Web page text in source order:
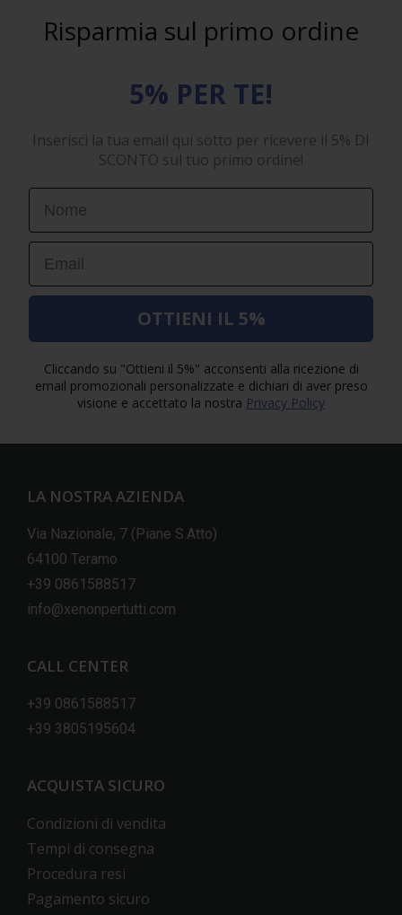
Risparmia sul primo ordine
5% PER TE!
Inserisci la tua email qui sotto per ricevere il 5% DI
SCONTO sul tuo primo ordine!
First Name
Email
OTTIENI IL 5%
Cliccando su "Ottieni il 5%" acconsenti alla ricezione di
email promozionali personalizzate e dichiari di aver preso
visione e accettato la nostra Privacy Policy
LA NOSTRA AZIENDA
Via Nazionale, 7 (Piane S.Atto)
64100 Teramo
+39 0861588517
info@xenonpertutti.com
CALL CENTER
+39 0861588517
+39 3805195604
ACQUISTA SICURO
Condizioni di vendita
Tempi di consegna
Procedura resi
Pagamento sicuro